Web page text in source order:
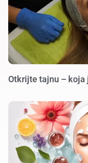
Otkrijte tajnu – koja